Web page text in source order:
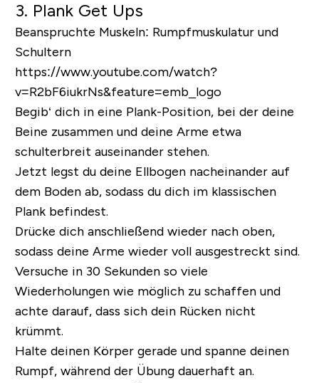
3. Plank Get Ups
Beanspruchte Muskeln: Rumpfmuskulatur und
Schultern
https://www.youtube.com/watch?
v=R2bF6iukrNs&feature=emb_logo
Begib‘ dich in eine Plank-Position, bei der deine
Beine zusammen und deine Arme etwa
schulterbreit auseinander stehen.
Jetzt legst du deine Ellbogen nacheinander auf
dem Boden ab, sodass du dich im klassischen
Plank befindest.
Drücke dich anschließend wieder nach oben,
sodass deine Arme wieder voll ausgestreckt sind.
Versuche in 30 Sekunden so viele
Wiederholungen wie möglich zu schaffen und
achte darauf, dass sich dein Rücken nicht
krümmt.
Halte deinen Körper gerade und spanne deinen
Rumpf, während der Übung dauerhaft an.